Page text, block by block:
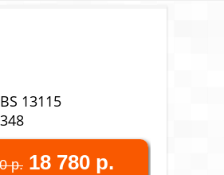
13115
р. 18 780 р.